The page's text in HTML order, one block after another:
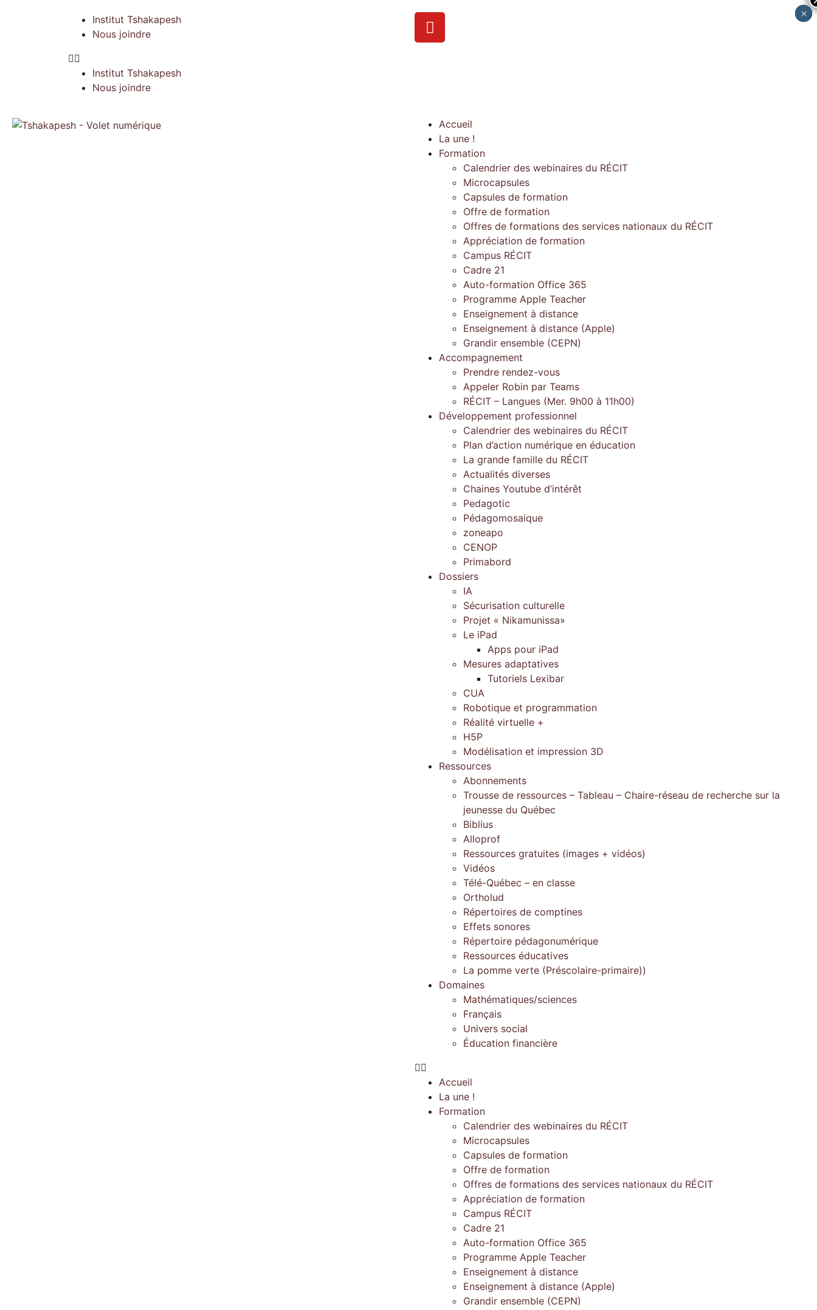
Institut Tshakapesh
Nous joindre
Institut Tshakapesh
Nous joindre
Accueil
La une !
Formation
Calendrier des webinaires du RÉCIT
Microcapsules
Capsules de formation
Offre de formation
Offres de formations des services nationaux du RÉCIT
Appréciation de formation
Campus RÉCIT
Cadre 21
Auto-formation Office 365
Programme Apple Teacher
Enseignement à distance
Enseignement à distance (Apple)
Grandir ensemble (CEPN)
Accompagnement
Prendre rendez-vous
Appeler Robin par Teams
RÉCIT – Langues (Mer. 9h00 à 11h00)
Développement professionnel
Calendrier des webinaires du RÉCIT
Plan d’action numérique en éducation
La grande famille du RÉCIT
Actualités diverses
Chaines Youtube d’intérêt
Pedagotic
Pédagomosaique
zoneapo
CENOP
Primabord
Dossiers
IA
Sécurisation culturelle
Projet « Nikamunissa»
Le iPad
Apps pour iPad
Mesures adaptatives
Tutoriels Lexibar
CUA
Robotique et programmation
Réalité virtuelle +
H5P
Modélisation et impression 3D
Ressources
Abonnements
Trousse de ressources – Tableau – Chaire-réseau de recherche sur la
jeunesse du Québec
Biblius
Alloprof
Ressources gratuites (images + vidéos)
Vidéos
Télé-Québec – en classe
Ortholud
Répertoires de comptines
Effets sonores
Répertoire pédagonumérique
Ressources éducatives
La pomme verte (Préscolaire-primaire))
Domaines
Mathématiques/sciences
Français
Univers social
Éducation financière
Accueil
La une !
Formation
Calendrier des webinaires du RÉCIT
Microcapsules
Capsules de formation
Offre de formation
Offres de formations des services nationaux du RÉCIT
Appréciation de formation
Campus RÉCIT
Cadre 21
Auto-formation Office 365
Programme Apple Teacher
Enseignement à distance
Enseignement à distance (Apple)
Grandir ensemble (CEPN)
×
×
×
×
×